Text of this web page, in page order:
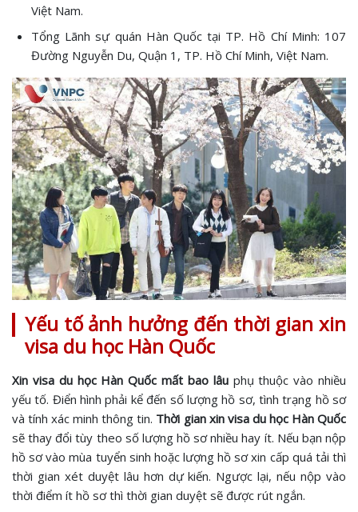
Việt Nam.
Tổng Lãnh sự quán Hàn Quốc tại TP. Hồ Chí Minh: 107
Đường Nguyễn Du, Quận 1, TP. Hồ Chí Minh, Việt Nam.
Yếu tố ảnh hưởng đến thời gian xin
visa du học Hàn Quốc
Xin visa du học Hàn Quốc mất bao lâuphụ thuộc vào nhiều
yếu tố. Điển hình phải kể đến số lượng hồ sơ, tình trạng hồ sơ
và tính xác minh thông tin. Thời gian xin visa du học Hàn Quốc
sẽ thay đổi tùy theo số lượng hồ sơ nhiều hay ít. Nếu bạn nộp
hồ sơ vào mùa tuyển sinh hoặc lượng hồ sơ xin cấp quá tải thì
thời gian xét duyệt lâu hơn dự kiến. Ngược lại, nếu nộp vào
thời điểm ít hồ sơ thì thời gian duyệt sẽ được rút ngắn.